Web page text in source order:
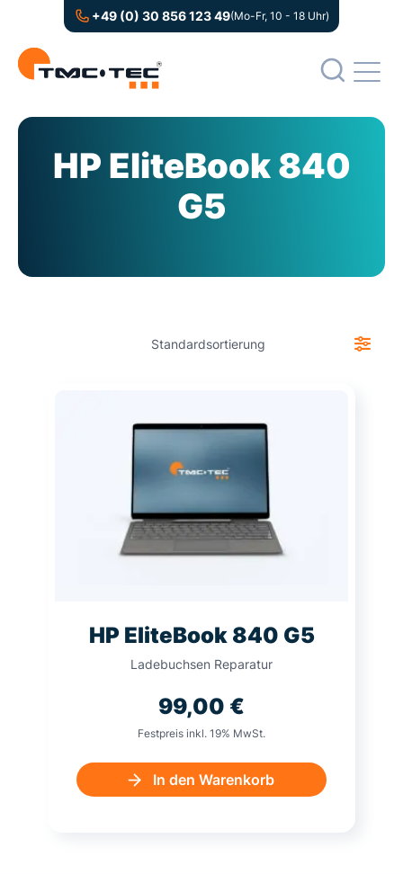
+49 (0) 30 856 123 49(Mo-Fr, 10 - 18 Uhr)
HP EliteBook 840
G5
HP EliteBook 840 G5
Ladebuchsen Reparatur
99,00 €
Festpreis inkl. 19% MwSt.
In den Warenkorb